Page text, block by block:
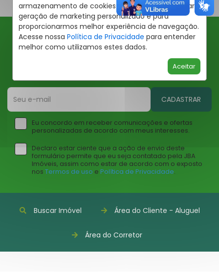
armazenamento de cookies em seu dispositivo para
geração de marketing personalizado e para
proporcionarmos melhor experiência de navegação.
Acesse nossa Política de Privacidade para entender
melhor como utilizamos estes dados.
Aceitar
Ofertas JBA
Insira seu email abaixo para receber ofertas da JBA
CADASTRAR
Eu concordo em receber comunicações e ofertas
personalizadas de acordo com meus interesses.
Declaro estar ciente que a ação de envio deste
formulário permite que eu seja contatado pela JBA
Imóveis, assim como estar de acordo com o exposto
nos Termos de uso e Política de Privacidade.
Buscar Imóvel Área do Cliente - Aluguel
Área do Corretor